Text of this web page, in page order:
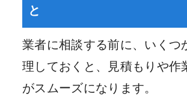
と
業者に相談する前に、いくつ
理しておくと、見積もりや作
がスムーズになります。